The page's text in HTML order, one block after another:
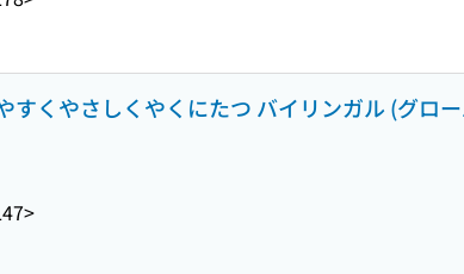
すくやさしくやくにたつ バイリンガル (グロ